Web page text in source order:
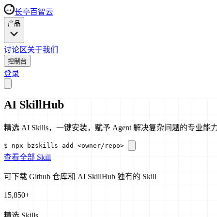
长亭百智云
产品
讨论区关于我们
控制台
登录
AI SkillHub
精选 AI Skills，一键安装，赋予 Agent 解决复杂问题的专业能
$ npx bzskills add <owner/repo>
查看全部 Skill
可下载 Github 仓库和 AI SkillHub 独有的 Skill
15,850+
精选 Skills